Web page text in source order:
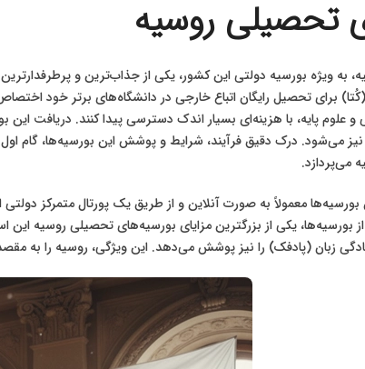
تحصیلی روسیه
به ویژه بورسیه دولتی این کشور، یکی از جذاب‌ترین و
برای تحصیل رایگان اتباع خارجی در دانشگاه‌های برتر خود
پایه، با هزینه‌ای بسیار اندک دسترسی پیدا کنند. دریافت
نیز می‌شود. درک دقیق فرآیند، شرایط و پوشش این بورسیه‌ها،
می‌پردازد.
بورسیه‌ها، یکی از بزرگترین مزایای بورسیه‌های تحصیلی روسیه
زبان (پادفک) را نیز پوشش می‌دهد. این ویژگی، روسیه را به